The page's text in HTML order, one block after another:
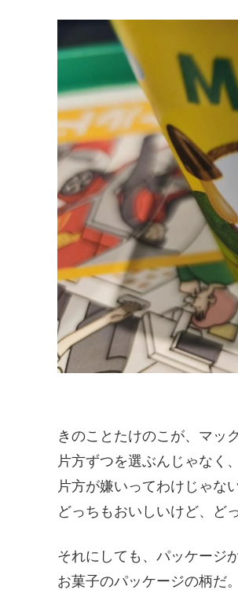
きのことたけのこが、マッ
片方ずつを選ぶんじゃなく
片方が嫌いってわけじゃな
どっちもおいしいけど、ど
それにしても、パッケージ
お菓子のパッケージの柄だ。